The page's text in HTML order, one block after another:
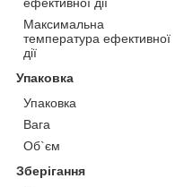
Максимальна
температура ефективної
дії
Упаковка
Упаковка
Вага
Об`єм
Зберігання